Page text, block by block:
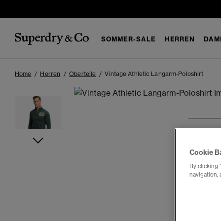
SOMMER-SALE HERREN
Home Herren Oberteile Vintage Athletic Langarm-Poloshirt
Cookie
By clicking
navigation,